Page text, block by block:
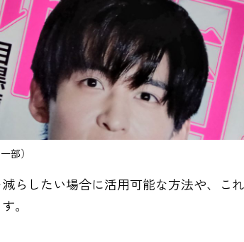
部）
らしたい場合に活用可能な方法や、こ
。